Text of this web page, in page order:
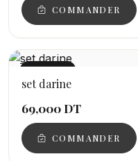
COMMANDER
NOUVEAU
set darine
69,000 DT
COMMANDER